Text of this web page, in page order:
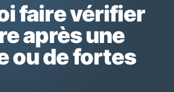
faire vérifier
après une
ou de fortes